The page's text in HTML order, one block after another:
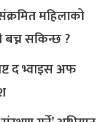
महिलाको
बच्न सकिन्छ ?
द भ्वाइस अफ